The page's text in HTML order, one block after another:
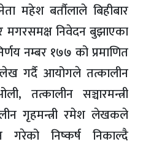
महेश बर्तौलाले बिहीबार
मगरसमक्ष निवेदन बुझाएका
नम्बर १७७ को प्रमाणित
गर्दै आयोगले तत्कालीन
तत्कालीन सञ्चारमन्त्री
गृहमन्त्री रमेश लेखकले
निष्कर्ष निकाल्दै